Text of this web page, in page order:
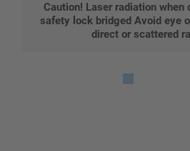
Caution! Laser radiation when
safety lock bridged Avoid eye
direct or scattered